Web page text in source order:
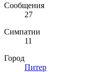
Сообщения
27
Симпатии
11
Город
Питер